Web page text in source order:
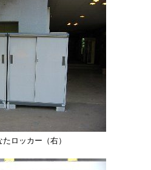
ロッカー（右）